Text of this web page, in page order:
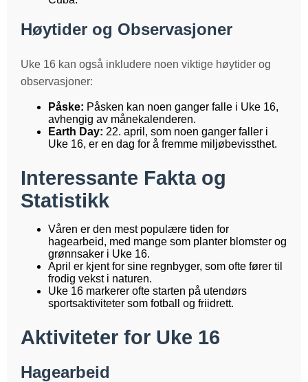
Høytider og Observasjoner
Uke 16 kan også inkludere noen viktige høytider og
observasjoner:
Påske: Påsken kan noen ganger falle i Uke 16,
avhengig av månekalenderen.
Earth Day: 22. april, som noen ganger faller i
Uke 16, er en dag for å fremme miljøbevissthet.
Interessante Fakta og
Statistikk
Våren er den mest populære tiden for
hagearbeid, med mange som planter blomster og
grønnsaker i Uke 16.
April er kjent for sine regnbyger, som ofte fører til
frodig vekst i naturen.
Uke 16 markerer ofte starten på utendørs
sportsaktiviteter som fotball og friidrett.
Aktiviteter for Uke 16
Hagearbeid